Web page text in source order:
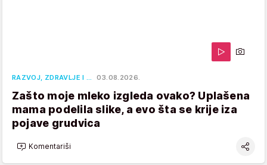
RAZVOJ, ZDRAVLJE I … 03.08.2026.
Zašto moje mleko izgleda ovako? Uplašena
mama podelila slike, a evo šta se krije iza
pojave grudvica
Komentariši